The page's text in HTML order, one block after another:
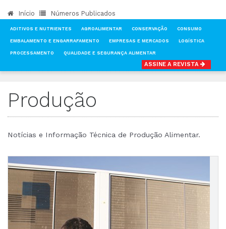
Início Números Publicados
ADITIVOS E NUTRIENTES AGROALIMENTAR CONSERVAÇÃO CONSUMO
EMBALAMENTO E ENGARRAFAMENTO EMPRESAS E MERCADOS LOGÍSTICA
PROCESSAMENTO QUALIDADE E SEGURANÇA ALIMENTAR
ASSINE A REVISTA
Produção
Notícias e Informação Técnica de Produção Alimentar.